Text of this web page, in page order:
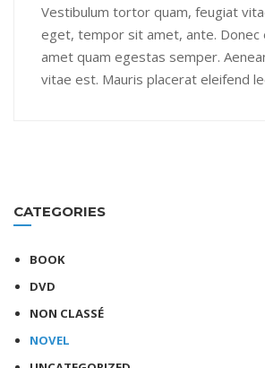
Vestibulum tortor quam, feugiat
eget, tempor sit amet, ante. Donec
amet quam egestas semper.
vitae est. Mauris placerat eleifend
CATEGORIES
BOOK
DVD
NON CLASSÉ
NOVEL